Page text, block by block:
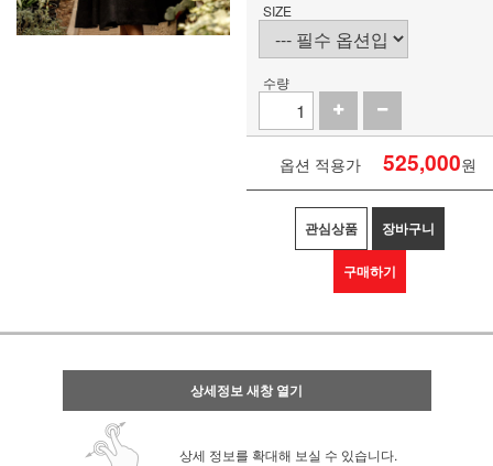
SIZE
수량
옵션 적용가 525,000원
관심상품 장바구니
구매하기
상세정보 새창 열기
상세 정보를 확대해 보실 수 있습니다.